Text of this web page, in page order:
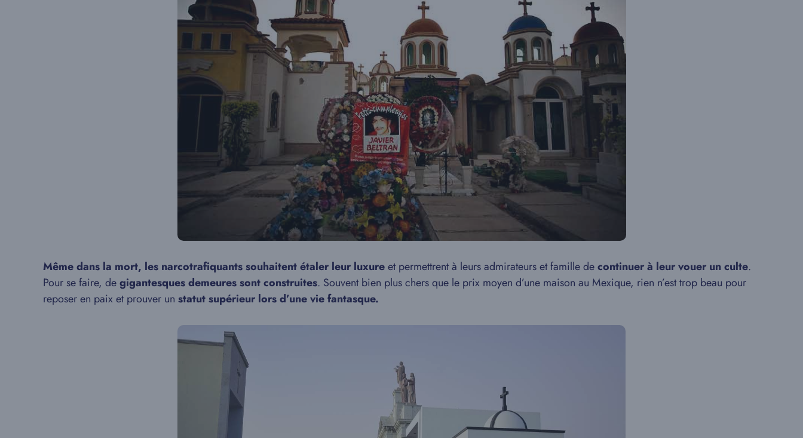
Même dans la mort, les narcotrafiquants souhaitent étaler leur luxureet permettrent à leurs admirateurs et famille decontinuer à leur vouer un culte.
Pour se faire, degigantesques demeures sont construites. Souvent bien plus chers que le prix moyen d’une maison au Mexique, rien n’est trop beau pour
reposer en paix et prouver un statut supérieur lors d’une vie fantasque.